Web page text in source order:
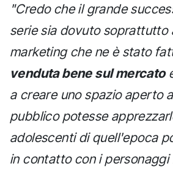
"Credo che il grande
serie sia dovuto soprattutto
marketing che ne è stato
venduta bene sul mercato
a creare uno spazio aperto
pubblico potesse
adolescenti di quell'epoca
in contatto con i